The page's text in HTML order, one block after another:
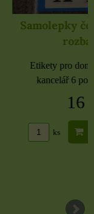
Samolepky černé
rozbaleno
Etikety pro
kancelář 6 použitých
16 Kč
DO